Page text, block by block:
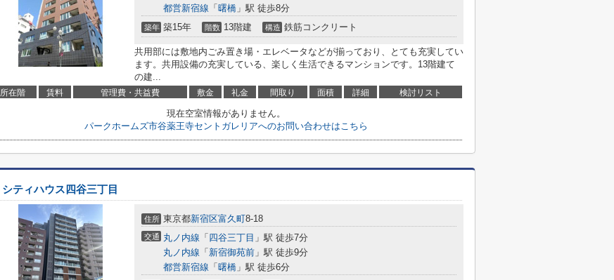
都営新宿線 「 曙橋 」駅 徒歩8分
築年 築15年 階数 13階建 構造 鉄筋コンクリート
共用部には敷地内ごみ置き場・エレベータなどが揃っており、とても充実してい
ます。共用設備の充実している、楽しく生活できるマンションです。13階建て
の建...
所在階 賃料 管理費・共益費 敷金 礼金 間取り 面積 詳細 検討リスト
現在空室情報がありません。
パークホームズ市谷薬王寺セントガレリアへのお問い合わせはこちら
シティハウス四谷三丁目
住所 東京都新宿区富久町8-18
交通 丸ノ内線 「 四谷三丁目 」駅 徒歩7分
丸ノ内線 「 新宿御苑前 」駅 徒歩9分
都営新宿線 「 曙橋 」駅 徒歩6分